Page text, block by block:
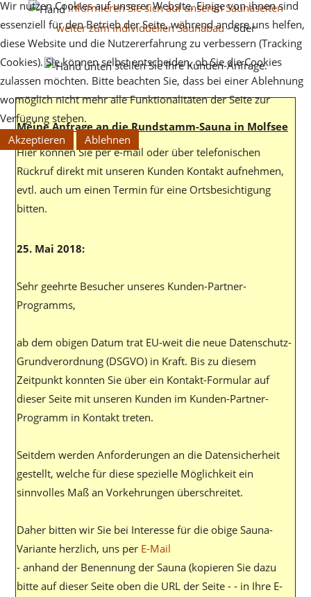
informieren Sie sich auf unseren Saunaseiten
weiter zum individuellen Saunabau- oder
stellen Sie Ihre Kunden-Anfrage.
Meine Anfrage an die Rundstamm-Sauna in Molfsee
Hier können Sie per e-mail oder über telefonischen
Rückruf direkt mit unseren Kunden Kontakt aufnehmen,
evtl. auch um einen Termin für eine Ortsbesichtigung
bitten.
25. Mai 2018:
Sehr geehrte Besucher unseres Kunden-Partner-
Programms,
ab dem obigen Datum trat EU-weit die neue Datenschutz-
Grundverordnung (DSGVO) in Kraft. Bis zu diesem
Zeitpunkt konnten Sie über ein Kontakt-Formular auf
dieser Seite mit unseren Kunden im Kunden-Partner-
Programm in Kontakt treten.
Seitdem werden Anforderungen an die Datensicherheit
gestellt, welche für diese spezielle Möglichkeit ein
sinnvolles Maß an Vorkehrungen überschreitet.
Daher bitten wir Sie bei Interesse für die obige Sauna-
Variante herzlich, uns per E-Mail
- anhand der Benennung der Sauna (kopieren Sie dazu
bitte auf dieser Seite oben die URL der Seite - - in Ihre E-
Wir nutzen Cookies auf unserer Website. Einige von ihnen sind
essenziell für den Betrieb der Seite, während andere uns helfen,
diese Website und die Nutzererfahrung zu verbessern (Tracking
Cookies). Sie können selbst entscheiden, ob Sie die Cookies
zulassen möchten. Bitte beachten Sie, dass bei einer Ablehnung
womöglich nicht mehr alle Funktionalitäten der Seite zur
Verfügung stehen.
Akzeptieren
Ablehnen